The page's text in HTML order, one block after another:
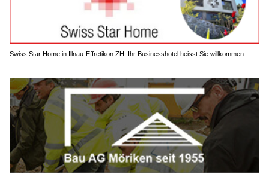
Swiss Star Home in Illnau-Effretikon ZH: Ihr Businesshotel heisst Sie willkommen